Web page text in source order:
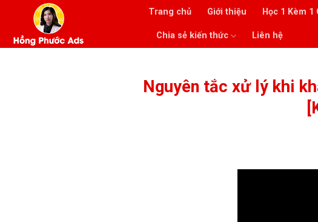
content
Trang chủ Giới thiệu Học 1 Kèm 1
Chia sẻ kiến thức Liên hệ
Nguyên tắc xử lý khi